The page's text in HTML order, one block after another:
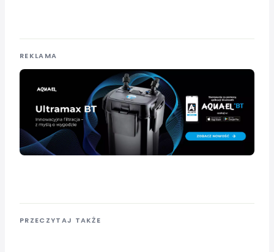
REKLAMA
PRZECZYTAJ TAKŻE